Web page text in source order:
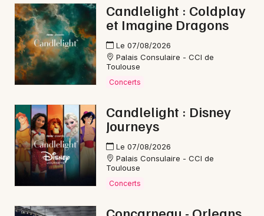
Candlelight : Coldplay
et Imagine Dragons
Le 07/08/2026
Palais Consulaire - CCI de
Toulouse
Concerts
Candlelight : Disney
Journeys
Le 07/08/2026
Palais Consulaire - CCI de
Toulouse
Concerts
Concarneau - Orleans